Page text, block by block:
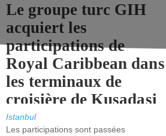
Le groupe turc GIH
acquiert les
participations de
Royal Caribbean dans
les terminaux de
croisière de Kusadasi
et de Lisbonne.
Istanbul
Les participations sont passées